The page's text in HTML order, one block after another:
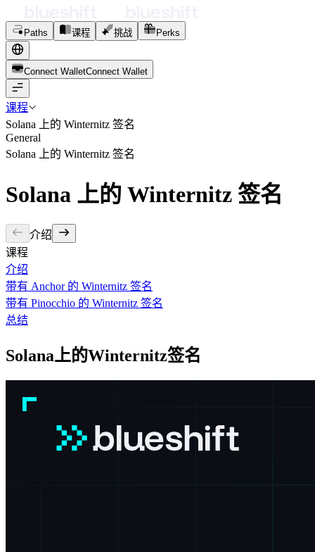
Paths 课程 挑战 Perks
Connect WalletConnect Wal et
课程
Solana 上的 Winternitz 签名
General
Solana 上的 Winternitz 签名
Solana 上的 Winternitz 签名
介绍
课程
介绍
带有 Anchor 的 Winternitz 签名
带有 Pinocchio 的 Winternitz 签名
总结
Solana上的Winternitz签名